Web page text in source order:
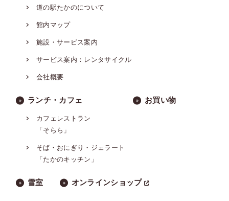
道の駅たかのについて
館内マップ
施設・サービス案内
サービス案内：レンタサイクル
会社概要
ランチ・カフェ
カフェレストラン
「そらら」
そば・おにぎり・ジェラート
「たかのキッチン」
お買い物
雪室 オンラインショップ